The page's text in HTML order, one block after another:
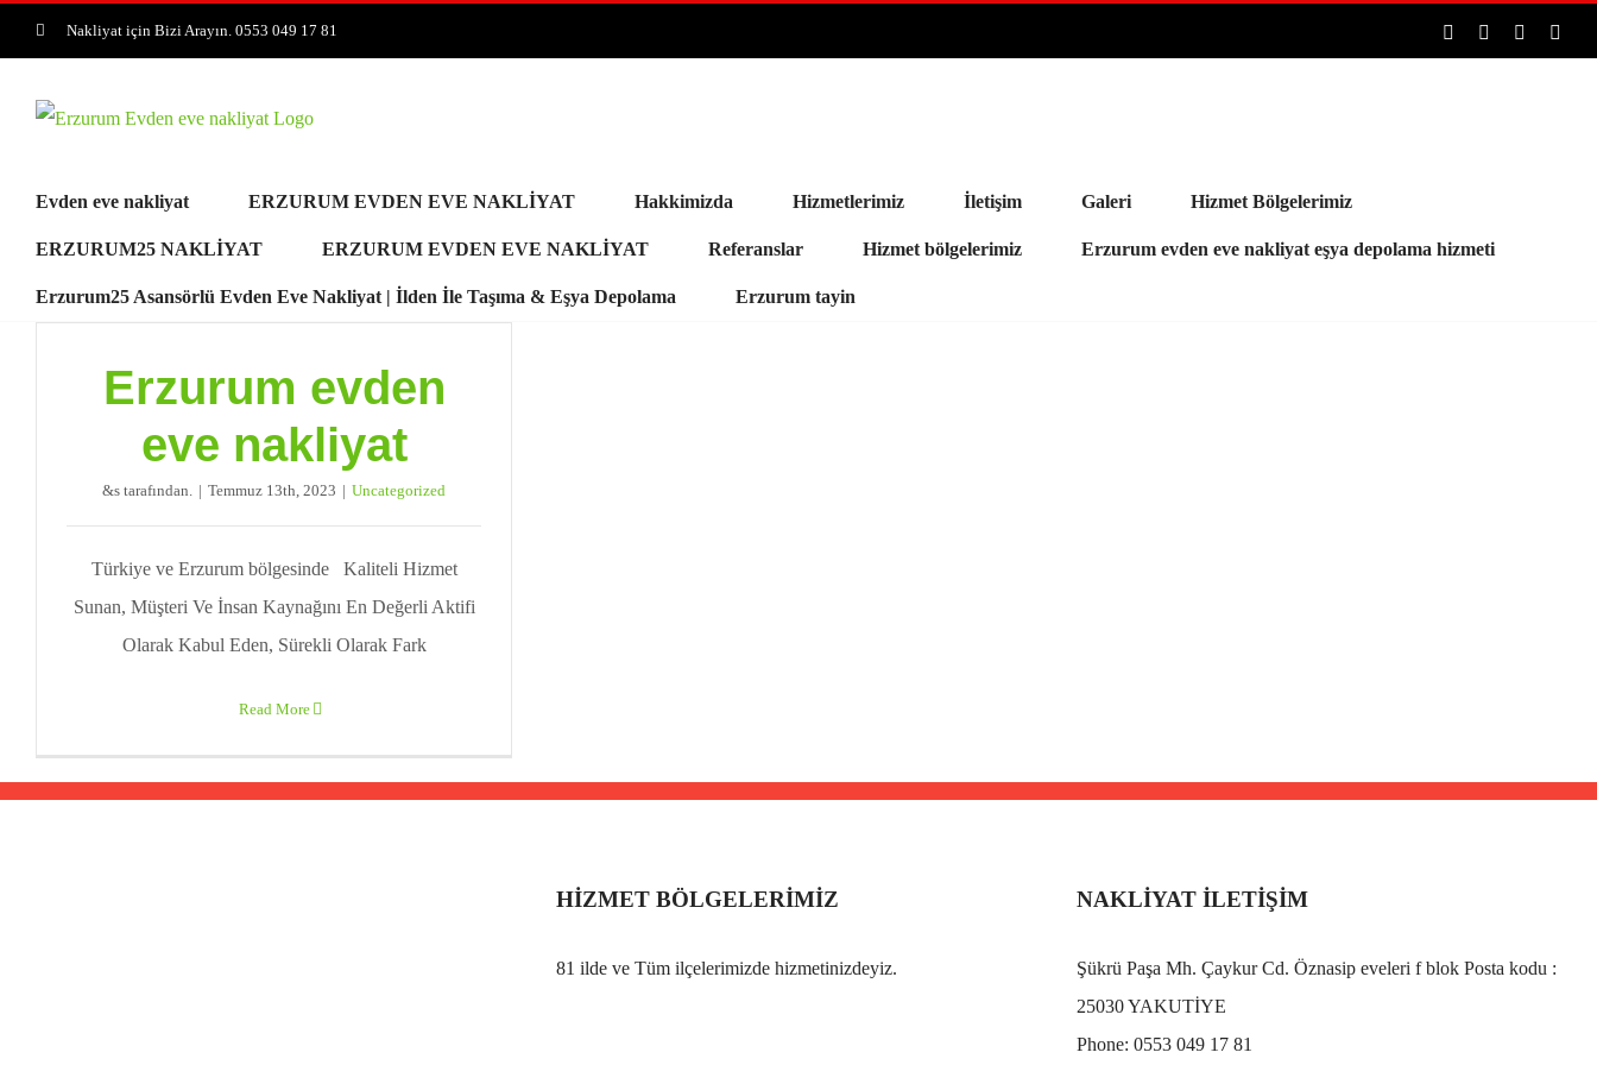
to
Nakliyat için Bizi Arayın. 0553 049 17 81 FacebookPinterest
Rss
Evden eve nakliyat ERZURUM EVDEN EVE NAKLİYAT Hakkimizda Hizmetlerimiz İletişim Galeri Hizmet Bölgelerimiz
ERZURUM25 NAKLİYAT ERZURUM EVDEN EVE NAKLİYAT Referanslar Hizmet bölgelerimiz Erzurum evden eve nakliyat eşya depolama hizmeti
Erzurum25 Asansörlü Evden Eve Nakliyat | İlden İle Taşıma & Eşya Depolama Erzurum tayin
Erzurum evden
eve nakliyat
&s tarafından. | Temmuz 13th, 2023 | Uncategorized
Türkiye ve Erzurum bölgesinde Kaliteli Hizmet
Sunan, Müşteri Ve İnsan Kaynağını En Değerli Aktifi
Olarak Kabul Eden, Sürekli Olarak Fark
Read More
HIZMET BÖLGELERIMIZ
81 ilde ve Tüm ilçelerimizde hizmetinizdeyiz.
NAKLIYAT İLETIŞIM
Şükrü Paşa Mh. Çaykur Cd. Öznasip eveleri f blok Posta kodu :
25030 YAKUTİYE
Phone: 0553 049 17 81